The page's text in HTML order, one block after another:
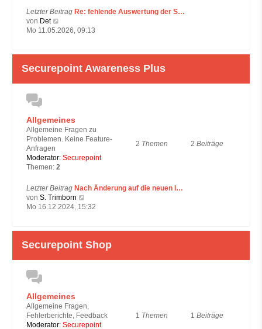
Letzter Beitrag Re: fehlende Auswertung der S…
von Det
e
t
r
t
r
a
Mo 11.05.2026, 09:13
Securepoint Awareness Plus
Allgemeines
Allgemeine Fragen zu
Problemen. Keine Feature-
Anfragen
Moderator: Securepoint
Themen: 2
2 Themen 2 Beiträge
Letzter Beitrag Nach Änderung auf die neuen I…
von S. Trimborn
e
t
r
r
a
Mo 16.12.2024, 15:32
Securepoint Shop
Allgemeines
Allgemeine Fragen,
Fehlerberichte, Feedback
Moderator: Securepoint
1 Themen 1 Beiträge